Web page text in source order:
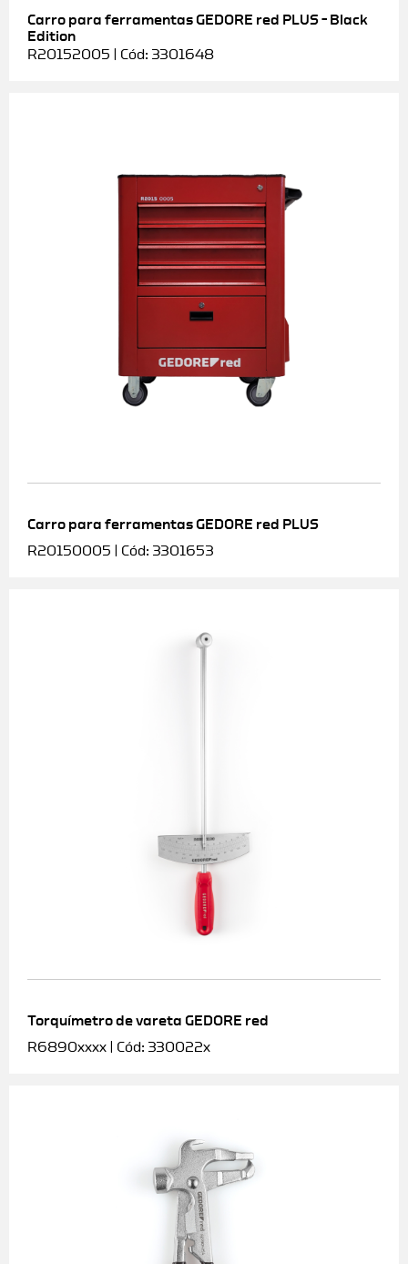
Carro para ferramentas GEDORE red PLUS – Black
Edition
R20152005 | Cód: 3301648
Carro para ferramentas GEDORE red PLUS
R20150005 | Cód: 3301653
Torquímetro de vareta GEDORE red
R6890xxxx | Cód: 330022x